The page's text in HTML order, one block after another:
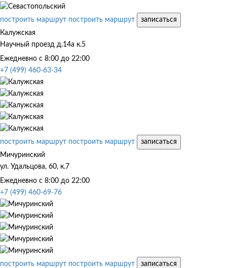
построить маршрут построить маршрут
записаться
Калужская
Научный проезд д.14а к.5
Ежедневно с 8:00 до 22:00
+7 (499) 460-63-34
построить маршрут построить маршрут
записаться
Мичуринский
ул. Удальцова, 60, к.7
Ежедневно с 8:00 до 22:00
+7 (499) 460-69-76
построить маршрут построить маршрут
записаться